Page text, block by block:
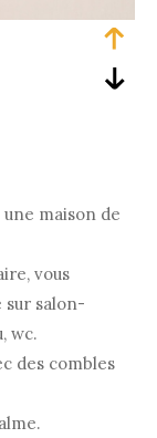
maison de
vous
sur salon-
wc.
des combles